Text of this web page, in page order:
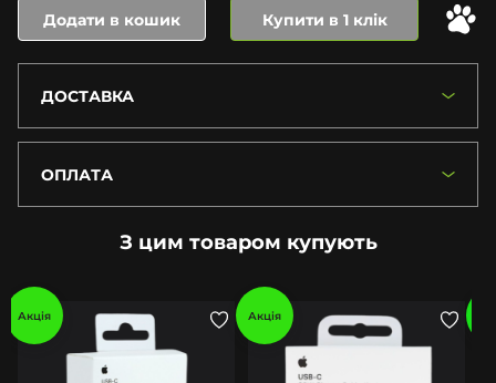
Додати в кошик Купити в 1 клік
ДОСТАВКА
ОПЛАТА
З цим товаром купують
Акція Акція